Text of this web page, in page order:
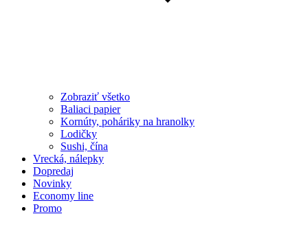
Zobraziť všetko
Baliaci papier
Kornúty, poháriky na hranolky
Lodičky
Sushi, čína
Vrecká, nálepky
Dopredaj
Novinky
Economy line
Promo